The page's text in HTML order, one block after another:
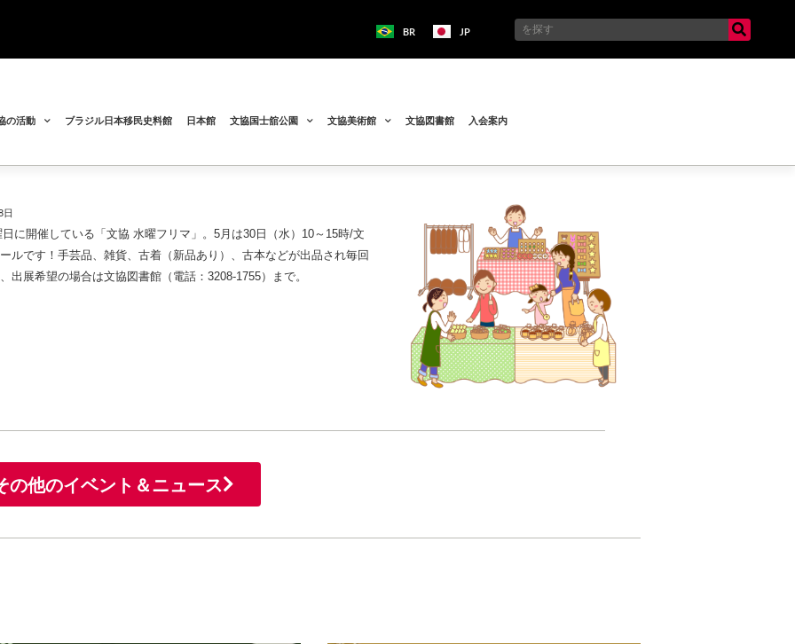
BR JP
の活動 ブラジル日本移民史料館 日本館 文協国士舘公園 文協美術館 文協図書館 入会案内
日
日に開催している「文協 水曜フリマ」。5月は30日（水）10～15時/文
ルです！手芸品、雑貨、古着（新品あり）、古本などが出品され毎回
出展希望の場合は文協図書館（電話：3208-1755）まで。
の他のイベント＆ニュース